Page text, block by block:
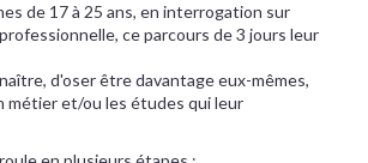
de 17 à 25 ans, en interrogation sur
ce parcours de 3 jours leur
d'oser être davantage eux-mêmes,
métier et/ou les études qui leur